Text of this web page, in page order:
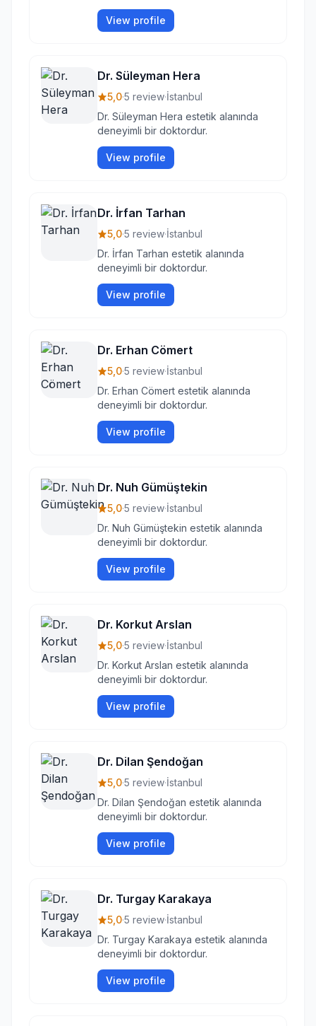
View profile
Dr. Süleyman Hera
5,0·5 review·İstanbul
Dr. Süleyman Hera estetik alanında
deneyimli bir doktordur.
View profile
Dr. İrfan Tarhan
5,0·5 review·İstanbul
Dr. İrfan Tarhan estetik alanında
deneyimli bir doktordur.
View profile
Dr. Erhan Cömert
5,0·5 review·İstanbul
Dr. Erhan Cömert estetik alanında
deneyimli bir doktordur.
View profile
Dr. Nuh Gümüştekin
5,0·5 review·İstanbul
Dr. Nuh Gümüştekin estetik alanında
deneyimli bir doktordur.
View profile
Dr. Korkut Arslan
5,0·5 review·İstanbul
Dr. Korkut Arslan estetik alanında
deneyimli bir doktordur.
View profile
Dr. Dilan Şendoğan
5,0·5 review·İstanbul
Dr. Dilan Şendoğan estetik alanında
deneyimli bir doktordur.
View profile
Dr. Turgay Karakaya
5,0·5 review·İstanbul
Dr. Turgay Karakaya estetik alanında
deneyimli bir doktordur.
View profile